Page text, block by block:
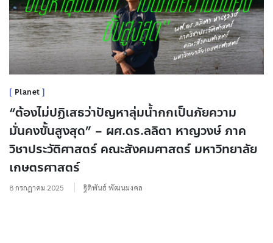
Planet
“ต้องไม่ปฏิเสธว่าปัญหาลุ่มน้ำกกเป็นภัยความ
มั่นคงขั้นสูงสุด” – ผศ.ดร.ลลิตา หาญวงษ์ ภาค
วิชาประวัติศาสตร์ คณะสังคมศาสตร์ มหาวิทยาลัย
เกษตรศาสตร์
8 กรกฎาคม 2025 ฐิติพันธ์ พัฒนมงคล